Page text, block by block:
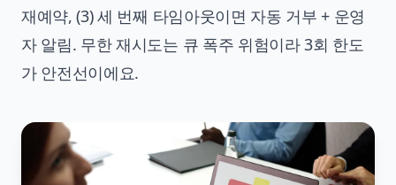
재예약, (3) 세 번째 타임아웃이면 자동 거부 + 운영
자 알림. 무한 재시도는 큐 폭주 위험이라 3회 한도
가 안전선이에요.